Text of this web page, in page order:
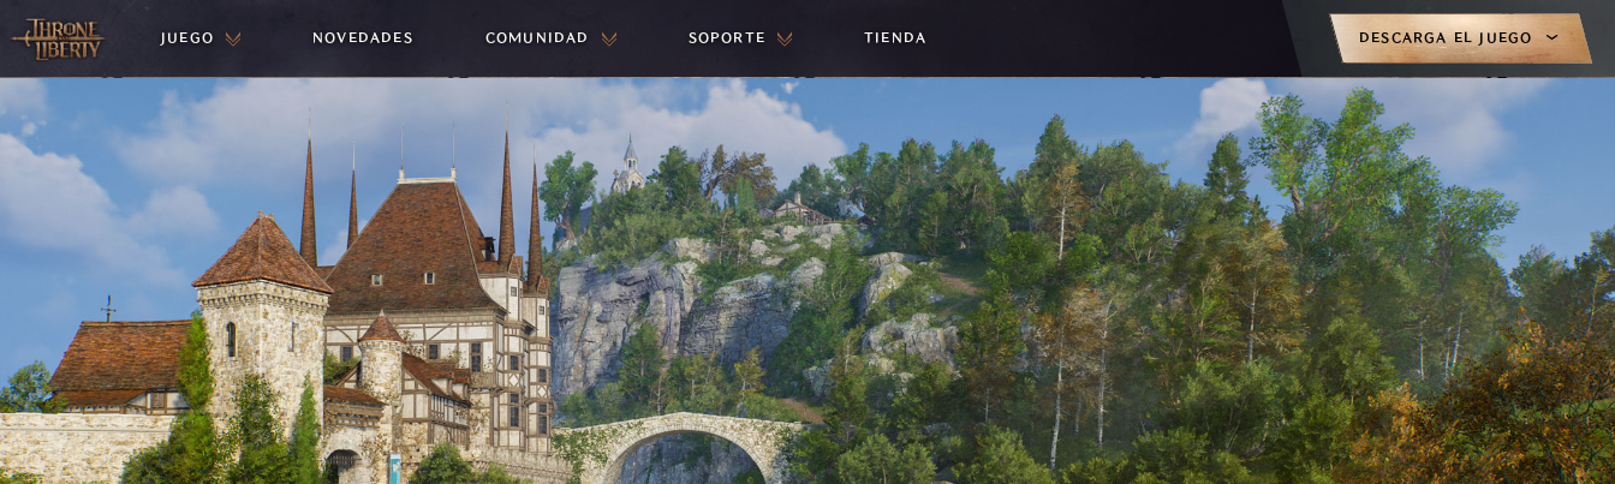
JUEGO NOVEDADES COMUNIDAD SOPORTE TIENDA DESCARGA EL JUEGO